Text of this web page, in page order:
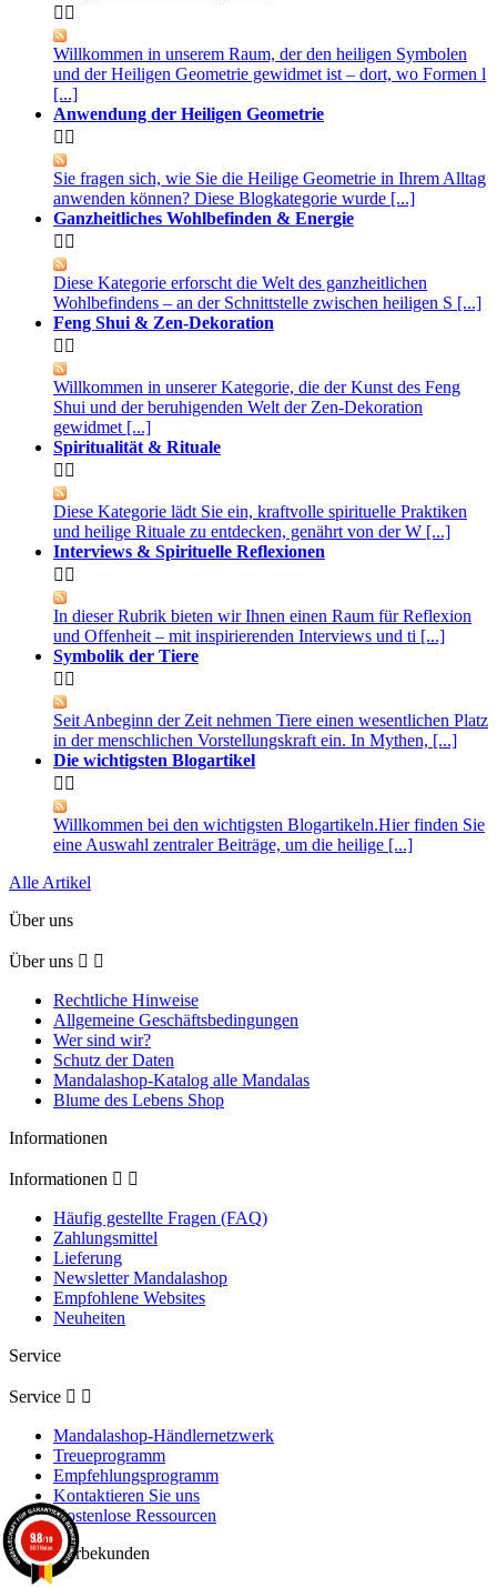
 
Willkommen in unserem Raum, der den heiligen Symbolen
und der Heiligen Geometrie gewidmet ist – dort, wo Formen l
[...]
Anwendung der Heiligen Geometrie
 
Sie fragen sich, wie Sie die Heilige Geometrie in Ihrem Alltag
anwenden können? Diese Blogkategorie wurde [...]
Ganzheitliches Wohlbefinden & Energie
 
Diese Kategorie erforscht die Welt des ganzheitlichen
Wohlbefindens – an der Schnittstelle zwischen heiligen S [...]
Feng Shui & Zen-Dekoration
 
Willkommen in unserer Kategorie, die der Kunst des Feng
Shui und der beruhigenden Welt der Zen-Dekoration
gewidmet [...]
Spiritualität & Rituale
 
Diese Kategorie lädt Sie ein, kraftvolle spirituelle Praktiken
und heilige Rituale zu entdecken, genährt von der W [...]
Interviews & Spirituelle Reflexionen
 
In dieser Rubrik bieten wir Ihnen einen Raum für Reflexion
und Offenheit – mit inspirierenden Interviews und ti [...]
Symbolik der Tiere
 
Seit Anbeginn der Zeit nehmen Tiere einen wesentlichen Platz
in der menschlichen Vorstellungskraft ein. In Mythen, [...]
Die wichtigsten Blogartikel
 
Willkommen bei den wichtigsten Blogartikeln.Hier finden Sie
eine Auswahl zentraler Beiträge, um die heilige [...]
Alle Artikel
Über uns
Über uns  
Rechtliche Hinweise
Allgemeine Geschäftsbedingungen
Wer sind wir?
Schutz der Daten
Mandalashop-Katalog alle Mandalas
Blume des Lebens Shop
Informationen
Informationen  
Häufig gestellte Fragen (FAQ)
Zahlungsmittel
Lieferung
Newsletter Mandalashop
Empfohlene Websites
Neuheiten
Service
Service  
Mandalashop-Händlernetzwerk
Treueprogramm
Empfehlungsprogramm
Kontaktieren Sie uns
Kostenlose Ressourcen
Für gewerbekunden
9.8/10
861 Noten